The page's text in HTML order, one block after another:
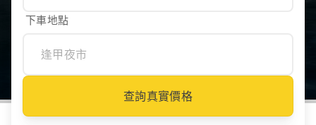
下車地點
查詢真實價格